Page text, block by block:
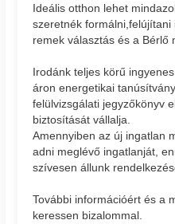
Ideális otthon lehet
szeretnék
remek választás és a Bérlő
Irodánk teljes körű
áron energetikai
felülvizsgálati jegyzőkönyv
biztosítását vállalja.
Amennyiben az új ingatlan
adni meglévő ingatlanját,
szívesen állunk
További információért és a
keressen bizalommal.